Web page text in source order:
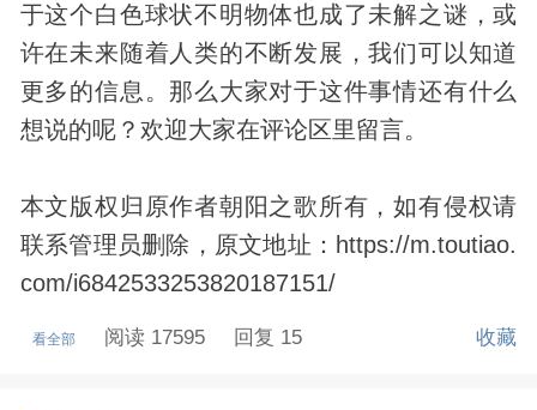
于这个白色球状不明物体也成了未解之谜，或
许在未来随着人类的不断发展，我们可以知道
更多的信息。那么大家对于这件事情还有什么
想说的呢？欢迎大家在评论区里留言。
本文版权归原作者朝阳之歌所有，如有侵权请
联系管理员删除，原文地址：https://m.toutiao.
com/i6842533253820187151/
看全部 阅读 17595 回复 15 收藏